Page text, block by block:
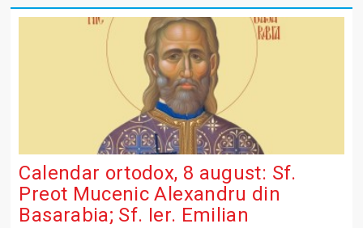
Calendar ortodox, 8 august: Sf.
Preot Mucenic Alexandru din
Basarabia; Sf. Ier. Emilian